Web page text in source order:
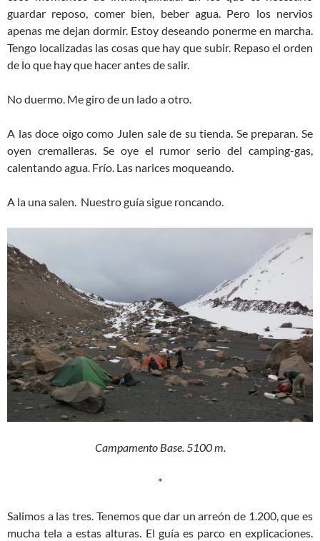
guardar reposo, comer bien, beber agua. Pero los nervios
apenas me dejan dormir. Estoy deseando ponerme en marcha.
Tengo localizadas las cosas que hay que subir. Repaso el orden
de lo que hay que hacer antes de salir.
No duermo. Me giro de un lado a otro.
A las doce oigo como Julen sale de su tienda. Se preparan. Se
oyen cremalleras. Se oye el rumor serio del camping-gas,
calentando agua. Frío. Las narices moqueando.
A la una salen. Nuestro guía sigue roncando.
Campamento Base. 5100 m.
*
Salimos a las tres. Tenemos que dar un arreón de 1.200, que es
mucha tela a estas alturas. El guía es parco en explicaciones.